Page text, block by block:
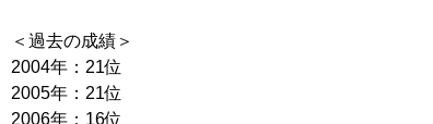
＜過去の成績＞
2004年：21位
2005年：21位
2006年：16位